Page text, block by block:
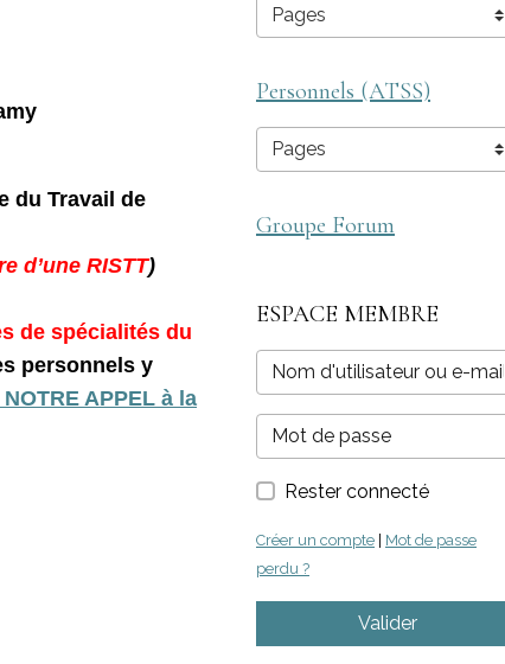
du Travail de
d’une RISTT)
de spécialités du
personnels y
NOTRE APPEL à la
Personnels (ATSS)
Groupe Forum
ESPACE MEMBRE
Rester connecté
Créer un compte
Mot de passe
perdu ?
Valider